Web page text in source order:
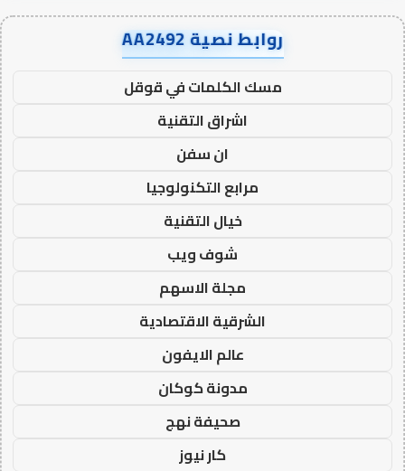
روابط نصية AA2492
مسك الكلمات في قوقل
اشراق التقنية
ان سفن
مرابع التكنولوجيا
خيال التقنية
شوف ويب
مجلة الاسهم
الشرقية الاقتصادية
عالم الايفون
مدونة كوكان
صحيفة نهج
كار نيوز